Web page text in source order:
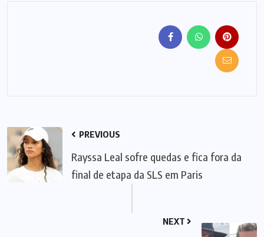
PREVIOUS
Rayssa Leal sofre quedas e fica fora da
final de etapa da SLS em Paris
NEXT